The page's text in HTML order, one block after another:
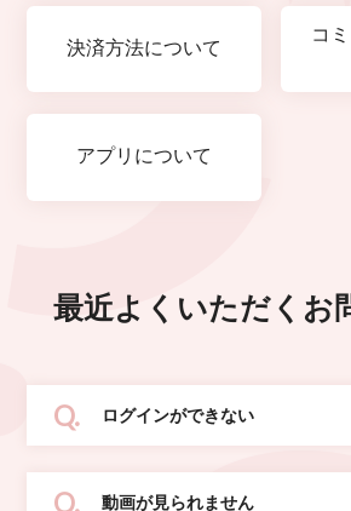
決済方法について
コ
アプリについて
最近よくいただくお
ログインができない
動画が見られません